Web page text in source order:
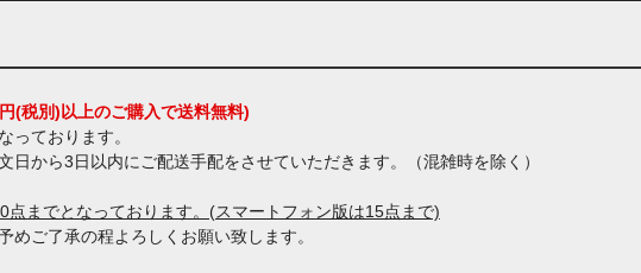
(税別)以上のご購入で送料無料)
っております。
日から3日以内にご配送手配をさせていただきます。（混雑時を除く）
点までとなっております。(スマートフォン版は15点まで)
めご了承の程よろしくお願い致します。